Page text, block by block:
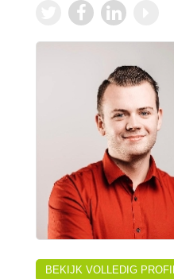
BEKIJK VOLLEDIG